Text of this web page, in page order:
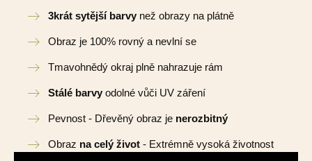
3krát sytější barvy než obrazy na plátně
Obraz je 100% rovný a nevlní se
Tmavohnědý okraj plně nahrazuje rám
Stálé barvy odolné vůči UV záření
Pevnost - Dřevěný obraz je nerozbitný
Obraz na celý život - Extrémně vysoká životnost